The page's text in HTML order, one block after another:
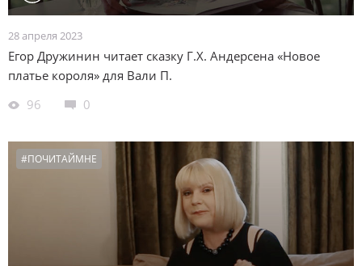
28 апреля 2023
Егор Дружинин читает сказку Г.Х. Андерсена «Новое
платье короля» для Вали П.
96
0
#ПОЧИТАЙМНЕ